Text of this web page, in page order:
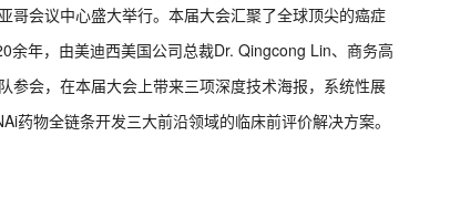
哥会议中心盛大举行。本届大会汇聚了全球顶尖的癌症
年，由美迪西美国公司总裁Dr. Qingcong Lin、商务高
会，在本届大会上带来三项深度技术海报，系统性展
药物全链条开发三大前沿领域的临床前评价解决方案。